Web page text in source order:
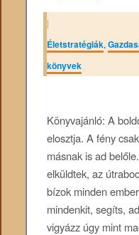
|
Életstratégiák,
könyvek
Könyvajánló: A
elosztja. A fény
másnak is ad
elküldtek, az
bízok minden
mindenkit, segíts,
vigyázz úgy mint